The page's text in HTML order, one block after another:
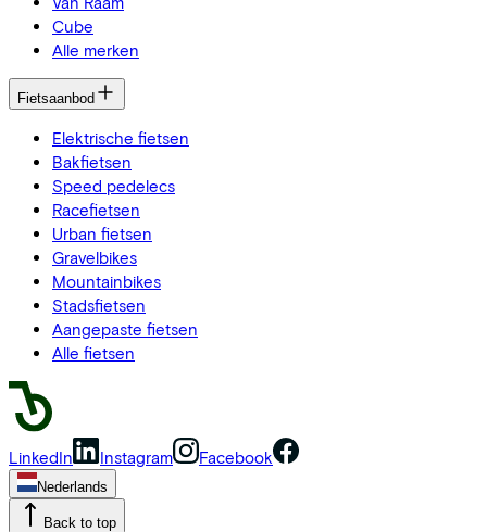
Cube
Alle merken
Fietsaanbod
Elektrische fietsen
Bakfietsen
Speed pedelecs
Racefietsen
Urban fietsen
Gravelbikes
Mountainbikes
Stadsfietsen
Aangepaste fietsen
Alle fietsen
LinkedIn Instagram Facebook
Nederlands
Back to top